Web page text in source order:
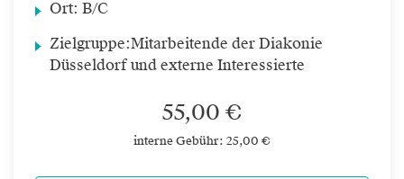
Ort: B/C
Zielgruppe:Mitarbeitende der Diakonie
Düsseldorf und externe Interessierte
55,00 €
interne Gebühr: 25,00 €